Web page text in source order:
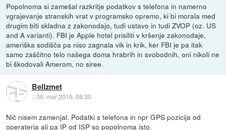
Popolnoma si zamešal razkritje podatkov s telefona in namerno
vgrajevanje stranskih vrat v programsko opremo, ki bi morala med
drugim biti skladna z zakonodajo, tudi ustavo in tudi ZVOP (oz. US
and A varianti). FBI je Apple hotel prisiliti v kršenje zakonodaje,
ameriška sodišča pa niso zagnala vik in krik, ker FBI je pa itak
samo zaščitno telo našega doma hrabrih in svobodnih, oni nikoli ne
bi škodovali Amerom, no siree.
Bellzmet
::30. mar 2016, 08:30
Nič nisem zamenjal. Podatki s telefona in npr GPS pozicija od
operaterja ali pa IP od ISP so popolnoma isto.